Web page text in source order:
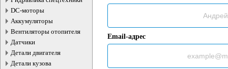
DC-моторы
Аккумуляторы
Вентиляторы отопителя
Датчики
Детали двигателя
Детали кузова
Email-адрес